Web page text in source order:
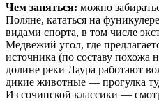
Чем заняться: можно
Поляне, кататься на
видами спорта, в том числе
Медвежий угол, где
источника (по составу похожа
долине реки Лаура работают
дикие животные — прогулка
Из сочинской классики —